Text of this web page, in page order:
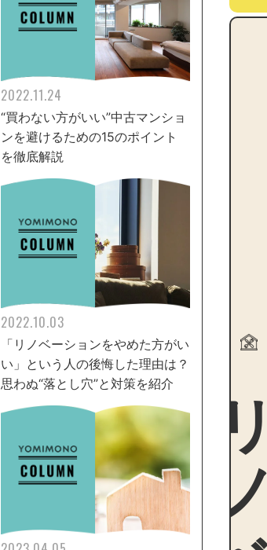
2022.11.24
“買わない方がいい”中古マンショ
ンを避けるための15のポイント
を徹底解説
2022.10.03
「リノベーションをやめた方がい
い」という人の後悔した理由は？
思わぬ“落とし穴”と対策を紹介 リ